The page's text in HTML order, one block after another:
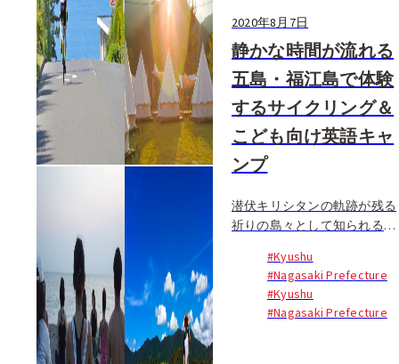
2020年8月7日
静かな時間が流れる
五島・福江島で体験
するサイクリング＆
こども向け英語キャ
ンプ
潜伏キリシタンの軌跡が残る
祈りの島々として知られる五
い海と山に囲まれる、知る人
ぞ知る癒しのリゾート。今回
の目的地は五島列島の中で一
番大きな島、福江島だ。エメ
#Kyushu
#Nagasaki Prefecture
#Kyushu
#Nagasaki Prefecture